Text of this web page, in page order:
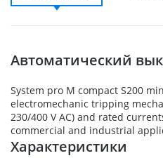
Автоматический
System pro M compact S200
electromechanic tripping
230/400 V AC) and rated
commercial and industrial
Характеристики